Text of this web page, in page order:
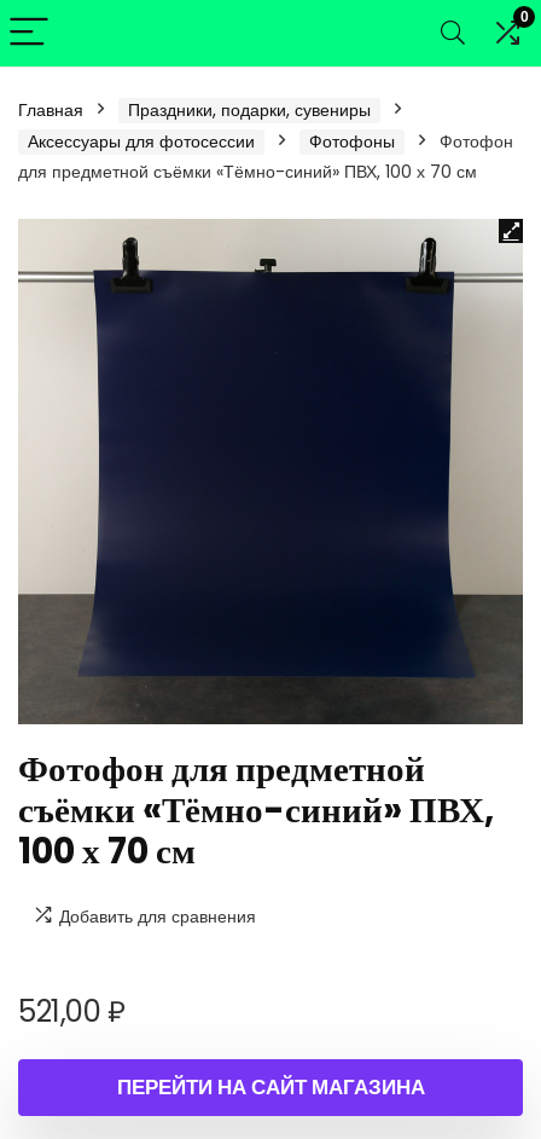
0
Главная
Праздники, подарки, сувениры
Аксессуары для фотосессии
Фотофоны
Фотофон
для предметной съёмки «Тёмно-синий» ПВХ, 100 х 70 см
Фотофон для предметной
съёмки «Тёмно-синий» ПВХ,
100 х 70 см
Добавить для сравнения
521,00₽
ПЕРЕЙТИ НА САЙТ МАГАЗИНА